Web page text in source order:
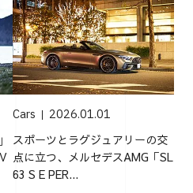
Cars 2026.01.01
スポーツとラグジュアリーの交
点に立つ、メルセデスAMG「SL
63 S E PER...